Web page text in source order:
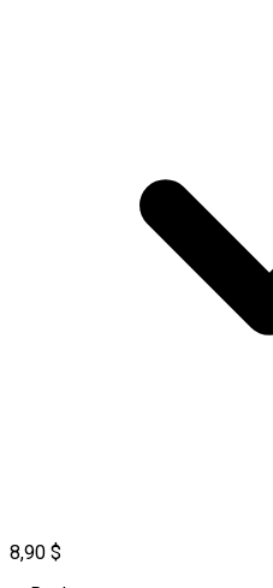
8,90 $